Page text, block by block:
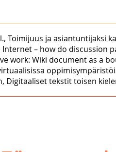
Toimijuus ja asiantuntijaksi
– how do discussion
work: Wiki document as a
Digitaaliset tekstit toisen